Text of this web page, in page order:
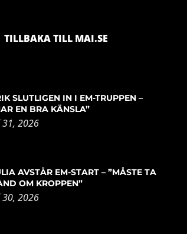
TILLBAKA TILL MAI.SE
SLUTLIGEN IN I EM-TRUPPEN –
EN BRA KÄNSLA”
2026
AVSTÅR EM-START – ”MÅSTE TA
OM KROPPEN”
2026